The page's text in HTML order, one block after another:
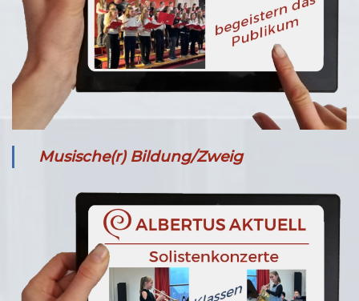
Musische(r) Bildung/Zweig